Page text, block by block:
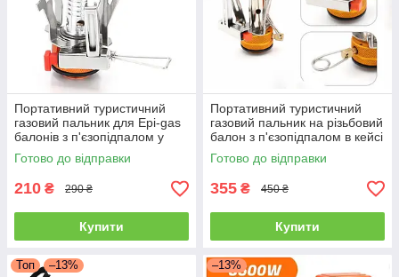
Портативний туристичний
газовий пальник для Epi-gas
балонів з п'єзопідпалом у
футлярі
Готово до відправки
210 ₴ 290 ₴
Купити
Портативний туристичний
газовий пальник на різьбовий
балон з п'єзопідпалом в кейсі
Готово до відправки
355 ₴ 450 ₴
Купити
Топ –13% –13%